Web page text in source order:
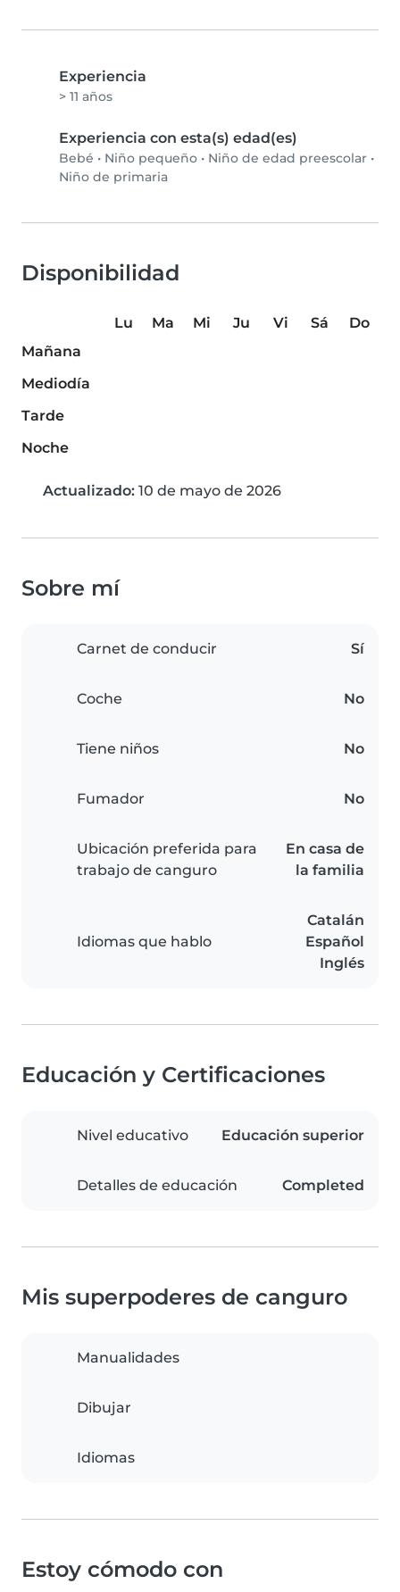
Experiencia
> 11 años
Experiencia con esta(s) edad(es)
Bebé • Niño pequeño • Niño de edad preescolar •
Niño de primaria
Disponibilidad
Lu Ma Mi Ju Vi Sá
Do
Mañana
Mediodía
Tarde
Noche
Actualizado: 10 de mayo de 2026
Sobre mí
Carnet de conducir Sí
Coche No
Tiene niños No
Fumador No
Ubicación preferida para
trabajo de canguro
En casa de
la familia
Idiomas que hablo
Catalán
Español
Inglés
Educación y Certificaciones
Nivel educativo Educación superior
Detalles de educación Completed
Mis superpoderes de canguro
Manualidades
Dibujar
Idiomas
Estoy cómodo con